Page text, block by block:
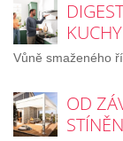
Vůně smaženého
OD